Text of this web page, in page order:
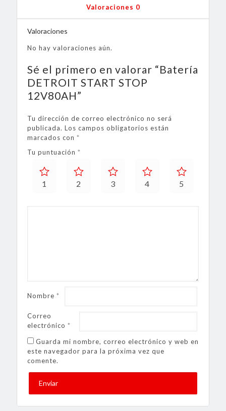
Valoraciones 0
Valoraciones
No hay valoraciones aún.
Sé el primero en valorar “Batería
DETROIT START STOP
12V80AH”
Tu dirección de correo electrónico no será
publicada. Los campos obligatorios están
marcados con *
Tu puntuación *
1 2 3 4 5
Nombre *
Correo
electrónico *
Guarda mi nombre, correo electrónico y web en
este navegador para la próxima vez que
comente.